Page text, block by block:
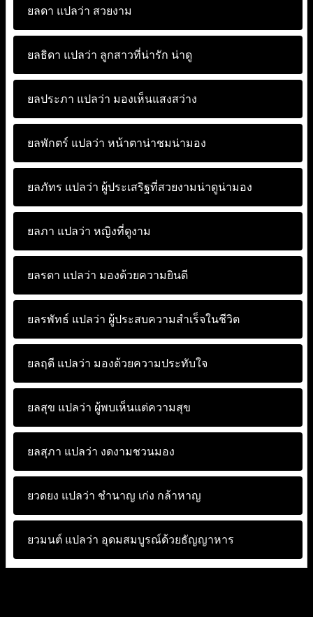
ยลดา แปลว่า สวยงาม
ยลธิดา แปลว่า ลูกสาวที่น่ารัก น่าดู
ยลประภา แปลว่า มองเห็นแสงสว่าง
ยลพักตร์ แปลว่า หน้าตาน่าชมน่ามอง
ยลภัทร แปลว่า ผู้ประเสริฐที่สวยงามน่าดูน่ามอง
ยลภา แปลว่า หญิงที่ดูงาม
ยลรดา แปลว่า มองด้วยความยินดี
ยลรพัทธ์ แปลว่า ผู้ประสบความสำเร็จในชีวิต
ยลฤดี แปลว่า มองด้วยความประทับใจ
ยลสุข แปลว่า ผู้พบเห็นแต่ความสุข
ยลสุภา แปลว่า งดงามชวนมอง
ยวดยง แปลว่า ชำนาญ เก่ง กล้าหาญ
ยวมนต์ แปลว่า อุดมสมบูรณ์ด้วยธัญญาหาร